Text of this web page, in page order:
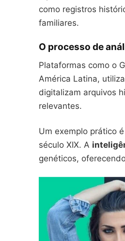
como registros
familiares.
O processo de
Plataformas como o
América Latina,
digitalizam arquivos
relevantes.
Um exemplo prático
século XIX. A
genéticos,